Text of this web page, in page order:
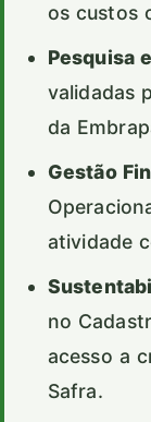
os custos
Pesquisa
validadas
da
Gestão
atividade
no
acesso a
Safra.